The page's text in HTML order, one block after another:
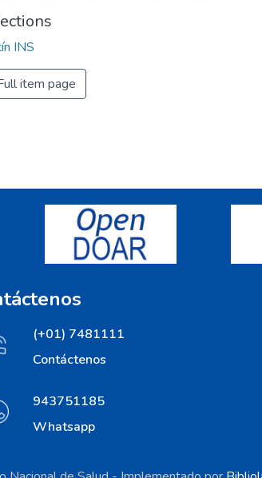
INS
item page
(+01) 7481111
Contáctenos
943751185
Whatsapp